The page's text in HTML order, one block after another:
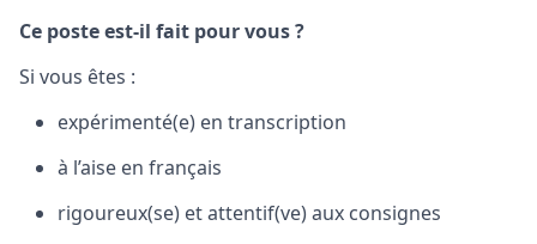
Ce poste est-il fait pour vous ?
Si vous êtes :
expérimenté(e) en transcription
à l’aise en français
rigoureux(se) et attentif(ve) aux consignes